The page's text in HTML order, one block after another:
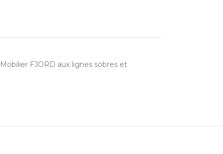
Mobilier FJORD aux lignes sobres et